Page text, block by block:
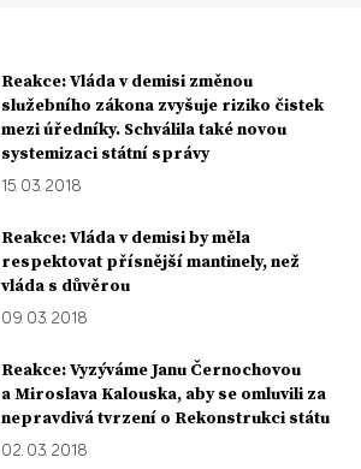
Reakce: Vláda v demisi změnou
služebního zákona zvyšuje riziko čistek
mezi úředníky. Schválila také novou
systemizaci státní správy
15. 03. 2018
Reakce: Vláda v demisi by měla
respektovat přísnější mantinely, než
vláda s důvěrou
09. 03. 2018
Reakce: Vyzýváme Janu Černochovou
a Miroslava Kalouska, aby se omluvili za
nepravdivá tvrzení o Rekonstrukci státu
02. 03. 2018